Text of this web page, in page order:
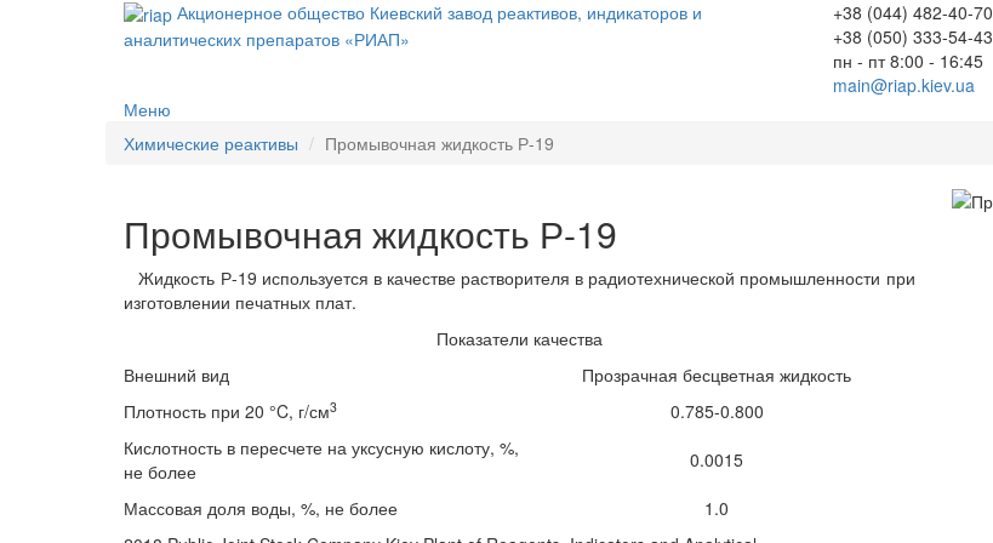
Акционерное общество Киевский завод реактивов, индикаторов и
аналитических препаратов «РИАП»
+38 (044) 482-40-70
+38 (050) 333-54-43
пн - пт 8:00 - 16:45
main@riap.kiev.ua
Меню
Химические реактивы
Промывочная жидкость Р-19
Промывочная жидкость Р-19
Жидкость Р-19 используется в качестве растворителя в радиотехнической промышленности при
изготовлении печатных плат.
Показатели качества
Внешний вид
Прозрачная бесцветная жидкость
Плотность при 20 °C, г/см3
0.785-0.800
Кислотность в пересчете на уксусную кислоту, %,
не более
0.0015
Массовая доля воды, %, не более
1.0